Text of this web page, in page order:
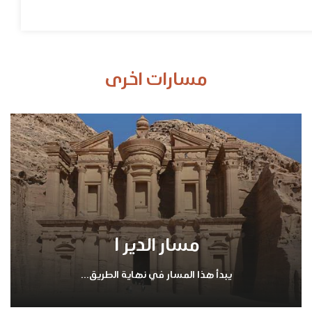
مسارات اخرى
مسار الدير 1
يبدأ هذا المسار في نهاية الطريق...